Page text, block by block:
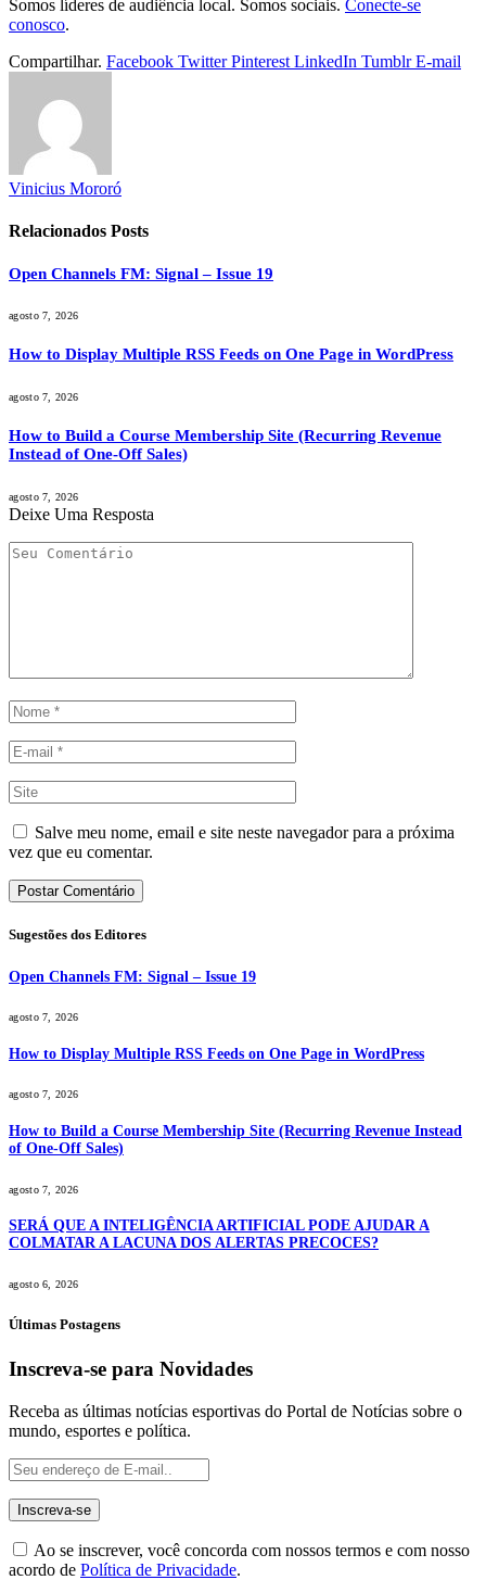
Somos líderes de audiência local. Somos sociais. Conecte-se
conosco.
Compartilhar. Facebook Twitter Pinterest LinkedIn Tumblr E-mail
Vinicius Mororó
Relacionados Posts
Open Channels FM: Signal – Issue 19
agosto 7, 2026
How to Display Multiple RSS Feeds on One Page in WordPress
agosto 7, 2026
How to Build a Course Membership Site (Recurring Revenue
Instead of One-Off Sales)
agosto 7, 2026
Deixe Uma Resposta
Salve meu nome, email e site neste navegador para a próxima
vez que eu comentar.
Sugestões dos Editores
Open Channels FM: Signal – Issue 19
agosto 7, 2026
How to Display Multiple RSS Feeds on One Page in WordPress
agosto 7, 2026
How to Build a Course Membership Site (Recurring Revenue Instead
of One-Off Sales)
agosto 7, 2026
SERÁ QUE A INTELIGÊNCIA ARTIFICIAL PODE AJUDAR A
COLMATAR A LACUNA DOS ALERTAS PRECOCES?
agosto 6, 2026
Últimas Postagens
Inscreva-se para Novidades
Receba as últimas notícias esportivas do Portal de Notícias sobre o
mundo, esportes e política.
Ao se inscrever, você concorda com nossos termos e com nosso
acordo de Política de Privacidade.